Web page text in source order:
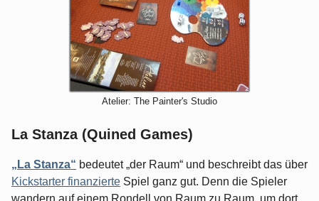
Atelier: The Painter's Studio
La Stanza (Quined Games)
„La Stanza“ bedeutet „der Raum“ und beschreibt das über
Kickstarter finanzierte Spiel ganz gut. Denn die Spieler
wandern auf einem Rondell von Raum zu Raum, um dort